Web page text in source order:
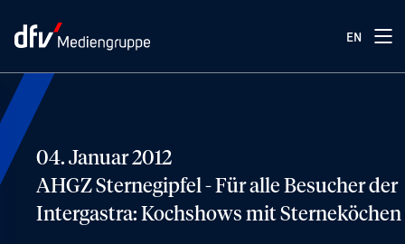
EN
04. Januar 2012
AHGZ Sternegipfel - Für alle Besucher der
Intergastra: Kochshows mit Sterneköchen